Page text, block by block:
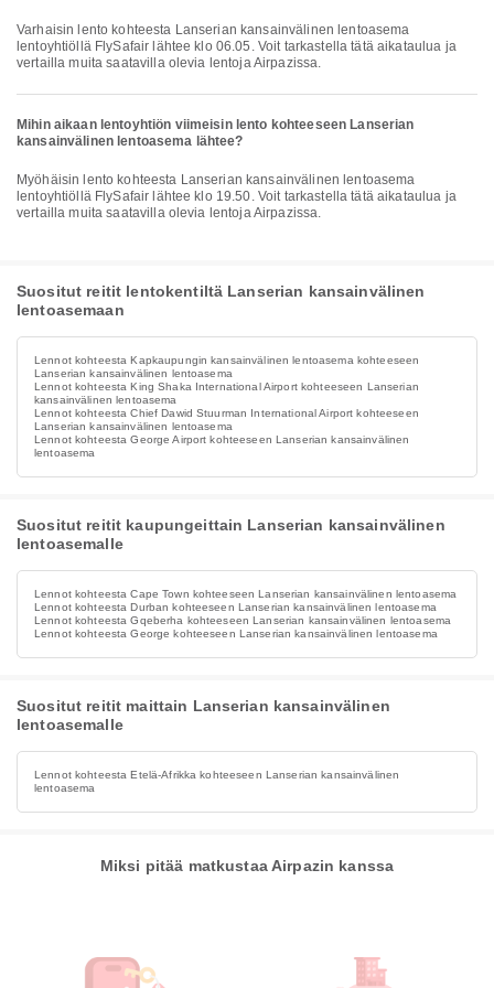
Varhaisin lento kohteesta Lanserian kansainvälinen lentoasema
lentoyhtiöllä FlySafair lähtee klo 06.05. Voit tarkastella tätä aikataulua ja
vertailla muita saatavilla olevia lentoja Airpazissa.
Mihin aikaan lentoyhtiön viimeisin lento kohteeseen Lanserian
kansainvälinen lentoasema lähtee?
Myöhäisin lento kohteesta Lanserian kansainvälinen lentoasema
lentoyhtiöllä FlySafair lähtee klo 19.50. Voit tarkastella tätä aikataulua ja
vertailla muita saatavilla olevia lentoja Airpazissa.
Suositut reitit lentokentiltä Lanserian kansainvälinen
lentoasemaan
Lennot kohteesta Kapkaupungin kansainvälinen lentoasema kohteeseen
Lanserian kansainvälinen lentoasema
Lennot kohteesta King Shaka International Airport kohteeseen Lanserian
kansainvälinen lentoasema
Lennot kohteesta Chief Dawid Stuurman International Airport kohteeseen
Lanserian kansainvälinen lentoasema
Lennot kohteesta George Airport kohteeseen Lanserian kansainvälinen
lentoasema
Suositut reitit kaupungeittain Lanserian kansainvälinen
lentoasemalle
Lennot kohteesta Cape Town kohteeseen Lanserian kansainvälinen lentoasema
Lennot kohteesta Durban kohteeseen Lanserian kansainvälinen lentoasema
Lennot kohteesta Gqeberha kohteeseen Lanserian kansainvälinen lentoasema
Lennot kohteesta George kohteeseen Lanserian kansainvälinen lentoasema
Suositut reitit maittain Lanserian kansainvälinen
lentoasemalle
Lennot kohteesta Etelä-Afrikka kohteeseen Lanserian kansainvälinen
lentoasema
Miksi pitää matkustaa Airpazin kanssa